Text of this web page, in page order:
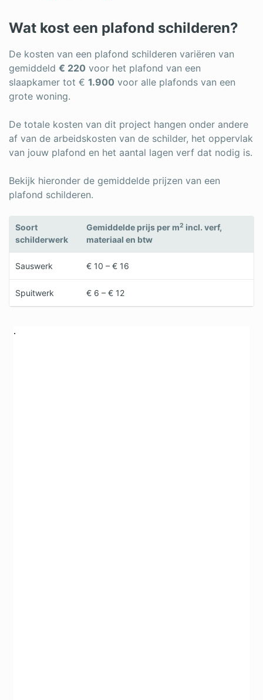
Wat kost een plafond schilderen?
De kosten van een plafond schilderen variëren van
gemiddeld € 220 voor het plafond van een
slaapkamer tot € 1.900 voor alle plafonds van een
grote woning.
De totale kosten van dit project hangen onder andere
af van de arbeidskosten van de schilder, het oppervlak
van jouw plafond en het aantal lagen verf dat nodig is.
Bekijk hieronder de gemiddelde prijzen van een
plafond schilderen.
Soort
schilderwerk
Gemiddelde prijs per m2 incl. verf,
materiaal en btw
Sauswerk € 10 – € 16
Spuitwerk € 6 – € 12